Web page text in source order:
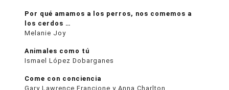
Por qué amamos a los perros, nos comemos a
los cerdos …
Melanie Joy
Animales como tú
Ismael López Dobarganes
Come con conciencia
Gary Lawrence Francione y Anna Charlton